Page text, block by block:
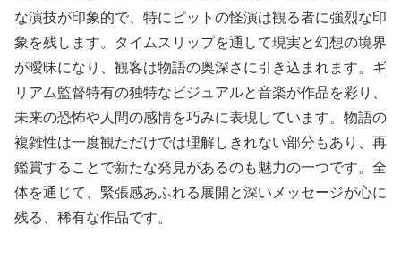
な演技が印象的で、特にピットの怪演は観る者に強烈な印
象を残します。タイムスリップを通して現実と幻想の境界
が曖昧になり、観客は物語の奥深さに引き込まれます。ギ
リアム監督特有の独特なビジュアルと音楽が作品を彩り、
未来の恐怖や人間の感情を巧みに表現しています。物語の
複雑性は一度観ただけでは理解しきれない部分もあり、再
鑑賞することで新たな発見があるのも魅力の一つです。全
体を通じて、緊張感あふれる展開と深いメッセージが心に
残る、稀有な作品です。